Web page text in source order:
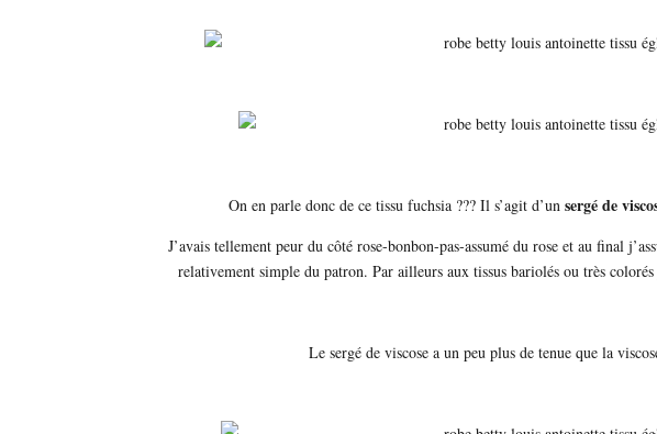
On en parle donc de ce tissu fuchsia ??? Il s’agit d’unsergé de
J’avais tellement peur du côté rose-bonbon-pas-assumé du rose et au final
relativement simple du patron. Par ailleurs aux tissus bariolés ou très
Le sergé de viscose a un peu plus de tenue que la